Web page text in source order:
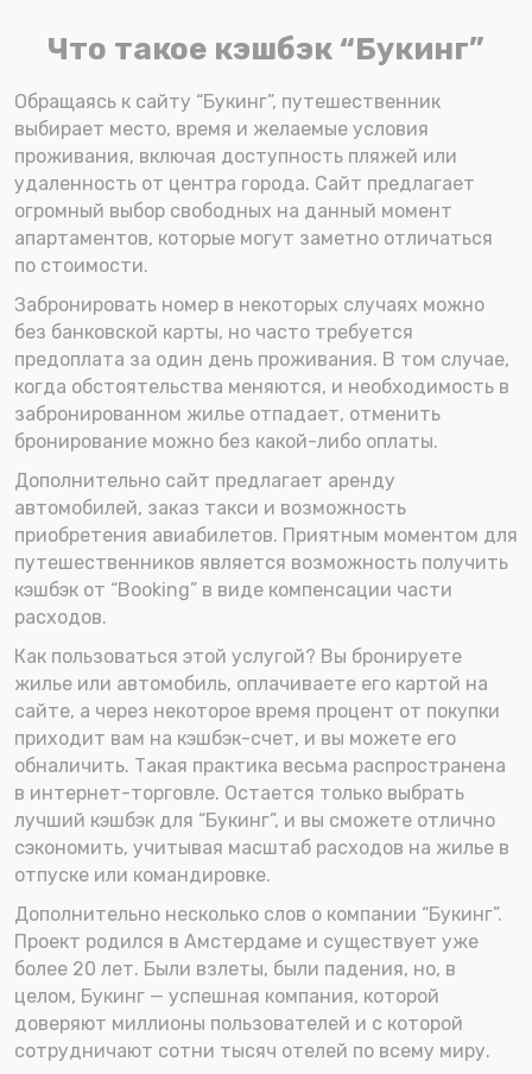
Что такое кэшбэк “Букинг”
Обращаясь к сайту “Букинг”, путешественник
выбирает место, время и желаемые условия
проживания, включая доступность пляжей или
удаленность от центра города. Сайт предлагает
огромный выбор свободных на данный момент
апартаментов, которые могут заметно отличаться
по стоимости.
Забронировать номер в некоторых случаях можно
без банковской карты, но часто требуется
предоплата за один день проживания. В том случае,
когда обстоятельства меняются, и необходимость в
забронированном жилье отпадает, отменить
бронирование можно без какой-либо оплаты.
Дополнительно сайт предлагает аренду
автомобилей, заказ такси и возможность
приобретения авиабилетов. Приятным моментом для
путешественников является возможность получить
кэшбэк от “Booking” в виде компенсации части
расходов.
Как пользоваться этой услугой? Вы бронируете
жилье или автомобиль, оплачиваете его картой на
сайте, а через некоторое время процент от покупки
приходит вам на кэшбэк-счет, и вы можете его
обналичить. Такая практика весьма распространена
в интернет-торговле. Остается только выбрать
лучший кэшбэк для “Букинг”, и вы сможете отлично
сэкономить, учитывая масштаб расходов на жилье в
отпуске или командировке.
Дополнительно несколько слов о компании “Букинг”.
Проект родился в Амстердаме и существует уже
более 20 лет. Были взлеты, были падения, но, в
целом, Букинг — успешная компания, которой
доверяют миллионы пользователей и с которой
сотрудничают сотни тысяч отелей по всему миру.